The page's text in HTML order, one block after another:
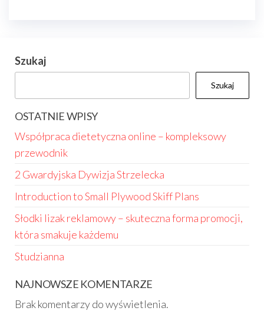
Szukaj
Szukaj
OSTATNIE WPISY
Współpraca dietetyczna online – kompleksowy
przewodnik
2 Gwardyjska Dywizja Strzelecka
Introduction to Small Plywood Skiff Plans
Słodki lizak reklamowy – skuteczna forma promocji,
która smakuje każdemu
Studzianna
NAJNOWSZE KOMENTARZE
Brak komentarzy do wyświetlenia.